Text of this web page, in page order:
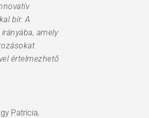
bír. A
amely
értelmezhető
Patrícia,